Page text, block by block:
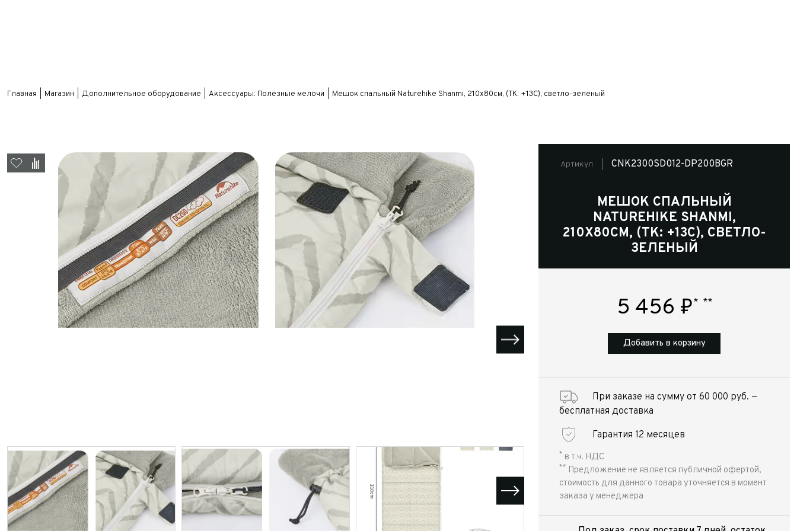
Главная Магазин Дополнительное оборудование Аксессуары: Полезные мелочи Мешок спальный Naturehike Shanmi, 210х80см, (ТК: +13C), светло-зеленый
Артикул CNK2300SD012-DP200BGR
МЕШОК СПАЛЬНЫЙ
NATUREHIKE SHANMI,
210Х80СМ, (ТК: +13C), СВЕТЛО-
ЗЕЛЕНЫЙ
5 456 ₽* **
Добавить в корзину
При заказе на сумму от 60 000 руб. —
бесплатная доставка
Гарантия 12 месяцев
* в т.ч. НДС
** Предложение не является публичной офертой,
стоимость для данного товара уточняется в момент
заказа у менеджера